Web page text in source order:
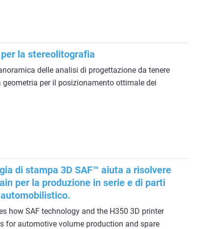
la stereolitografia
delle analisi di progettazione da tenere
geometria per il posizionamento ottimale dei
di stampa 3D SAF™ aiuta a risolvere
per la produzione in serie e di parti
how SAF technology and the H350 3D printer
for automotive volume production and spare